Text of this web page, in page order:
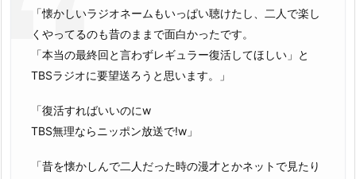
「懐かしいラジオネームもいっぱい聴けたし、二人で楽し
くやってるのも昔のままで面白かったです。
「本当の最終回と言わずレギュラー復活してほしい」と
TBSラジオに要望送ろうと思います。」
「復活すればいいのにw
TBS無理ならニッポン放送で!w」
「昔を懐かしんで二人だった時の漫才とかネットで見たり